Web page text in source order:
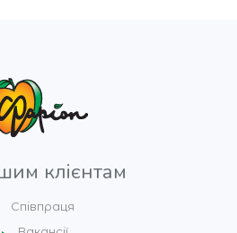
клієнтам
Співпраця